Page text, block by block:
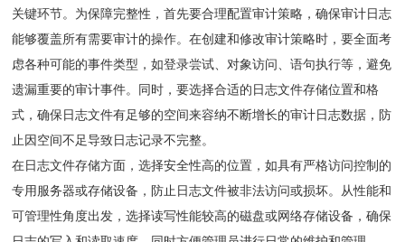
关键环节。为保障完整性，首先要合理配置审计策略，确保审计日志
能够覆盖所有需要审计的操作。在创建和修改审计策略时，要全面考
虑各种可能的事件类型，如登录尝试、对象访问、语句执行等，避免
遗漏重要的审计事件。同时，要选择合适的日志文件存储位置和格
式，确保日志文件有足够的空间来容纳不断增长的审计日志数据，防
止因空间不足导致日志记录不完整。
在日志文件存储方面，选择安全性高的位置，如具有严格访问控制的
专用服务器或存储设备，防止日志文件被非法访问或损坏。从性能和
可管理性角度出发，选择读写性能较高的磁盘或网络存储设备，确保